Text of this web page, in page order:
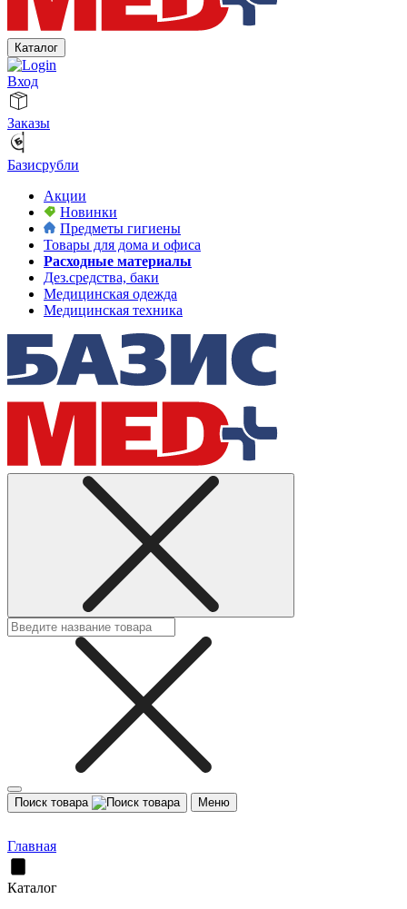
Каталог
Вход
Заказы
Базисрубли
Акции
Новинки
Предметы гигиены
Товары для дома и офиса
Расходные материалы
Дез.средства, баки
Медицинская одежда
Медицинская техника
Поиск товара Меню
Главная
Каталог